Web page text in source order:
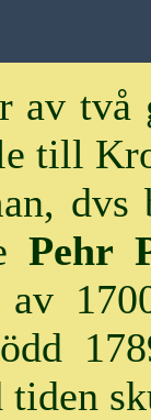
av två
till
Pehr
ödd
tiden